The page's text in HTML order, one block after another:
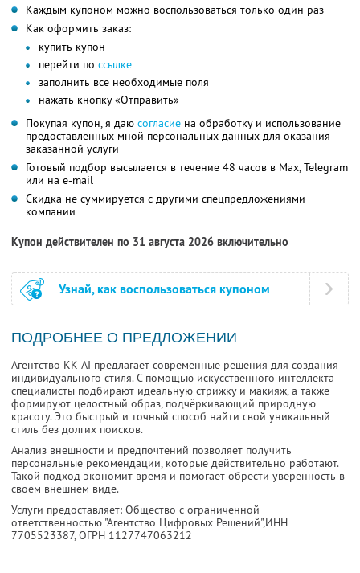
Каждым купоном можно воспользоваться только один раз
Как оформить заказ:
купить купон
перейти по ссылке
заполнить все необходимые поля
нажать кнопку «Отправить»
Покупая купон, я даю согласие на обработку и использование
предоставленных мной персональных данных для оказания
заказанной услуги
Готовый подбор высылается в течение 48 часов в Max, Telegram
или на e-mail
Скидка не суммируется с другими спецпредложениями
компании
Купон действителен по 31 августа 2026 включительно
Узнай, как воспользоваться купоном
ПОДРОБНЕЕ О ПРЕДЛОЖЕНИИ
Агентство KK AI предлагает современные решения для создания
индивидуального стиля. С помощью искусственного интеллекта
специалисты подбирают идеальную стрижку и макияж, а также
формируют целостный образ, подчёркивающий природную
красоту. Это быстрый и точный способ найти свой уникальный
стиль без долгих поисков.
Анализ внешности и предпочтений позволяет получить
персональные рекомендации, которые действительно работают.
Такой подход экономит время и помогает обрести уверенность в
своём внешнем виде.
Услуги предоставляет: Общество с ограниченной
ответственностью "Агентство Цифровых Решений",ИНН
7705523387, ОГРН 1127747063212